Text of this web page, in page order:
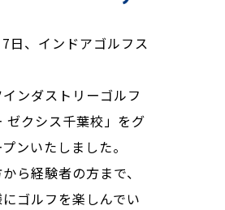
日、インドアゴルフス
インダストリーゴルフ
ゼクシス千葉校」をグ
ンいたしました。
ら経験者の方まで、
ゴルフを楽しんでい